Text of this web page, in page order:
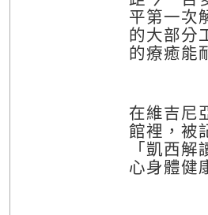
平第一次
的大部分
的療癒能
在維吉尼
館裡，被
「凱西
心身體健